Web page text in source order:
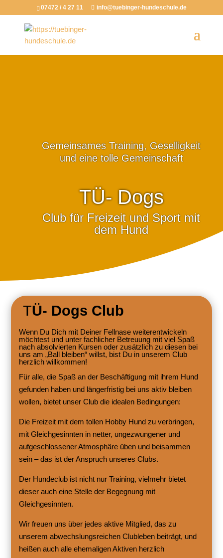
07472 / 4 27 11 info@tuebinger-hundeschule.de
Gemeinsames Training, Geselligkeit
und eine tolle Gemeinschaft
TÜ- Dogs
Club für Freizeit und Sport mit
dem Hund
TÜ- Dogs Club
Wenn Du Dich mit Deiner Fellnase weiterentwickeln
möchtest und unter fachlicher Betreuung mit viel Spaß
nach absolvierten Kursen oder zusätzlich zu diesen bei
uns am „Ball bleiben“ willst, bist Du in unserem Club
herzlich willkommen!
Für alle, die Spaß an der Beschäftigung mit ihrem Hund
gefunden haben und längerfristig bei uns aktiv bleiben
wollen, bietet unser Club die idealen Bedingungen:
Die Freizeit mit dem tollen Hobby Hund zu verbringen,
mit Gleichgesinnten in netter, ungezwungener und
aufgeschlossener Atmosphäre üben und beisammen
sein – das ist der Anspruch unseres Clubs.
Der Hundeclub ist nicht nur Training, vielmehr bietet
dieser auch eine Stelle der Begegnung mit
Gleichgesinnten.
Wir freuen uns über jedes aktive Mitglied, das zu
unserem abwechslungsreichen Clubleben beiträgt, und
heißen auch alle ehemaligen Aktiven herzlich